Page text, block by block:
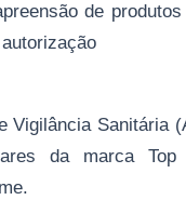
de
Vigilância Sanitária
da marca